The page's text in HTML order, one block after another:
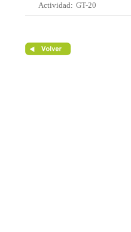
Actividad: GT-20